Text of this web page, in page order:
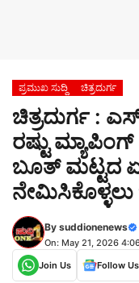
ಪ್ರಮುಖ ಸುದ್ದಿ ಚಿತ್ರದುರ್ಗ
ಚಿತ್ರದುರ್ಗ :
ರಷ್ಟು
ಬೂತ್ ಮಟ್ಟದ
By suddionenews
On: May 21, 2026
Join Us
Follow Us